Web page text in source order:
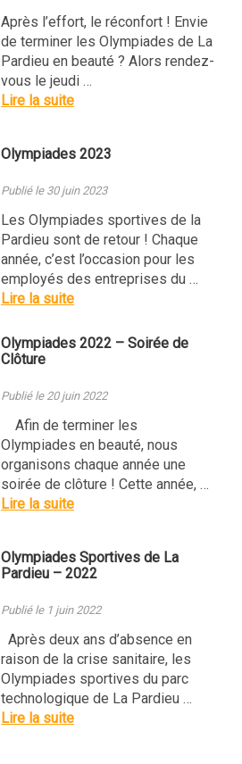
Après l’effort, le réconfort ! Envie
de terminer les Olympiades de La
Pardieu en beauté ? Alors rendez-
vous le jeudi …
Lire la suite
Olympiades 2023
Publié le 30 juin 2023
Les Olympiades sportives de la
Pardieu sont de retour ! Chaque
année, c’est l’occasion pour les
employés des entreprises du …
Lire la suite
Olympiades 2022 – Soirée de
Clôture
Publié le 20 juin 2022
Afin de terminer les
Olympiades en beauté, nous
organisons chaque année une
soirée de clôture ! Cette année, …
Lire la suite
Olympiades Sportives de La
Pardieu – 2022
Publié le 1 juin 2022
Après deux ans d’absence en
raison de la crise sanitaire, les
Olympiades sportives du parc
technologique de La Pardieu …
Lire la suite